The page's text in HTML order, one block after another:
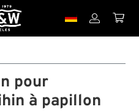
 
pour
à papillon